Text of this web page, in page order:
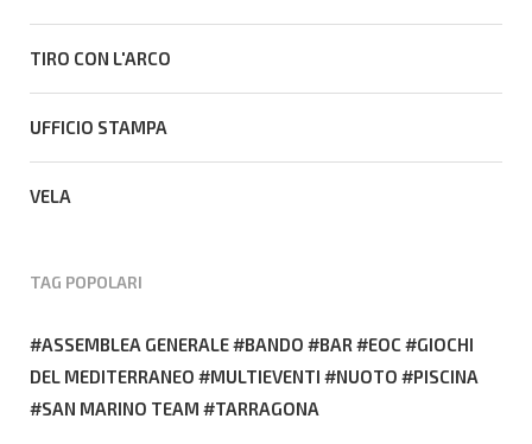
TIRO CON L'ARCO
UFFICIO STAMPA
VELA
TAG POPOLARI
ASSEMBLEA GENERALE BANDO BAR EOC
GIOCHI
DEL MEDITERRANEO
MULTIEVENTI NUOTO
PISCINA
SAN MARINO TEAM
TARRAGONA